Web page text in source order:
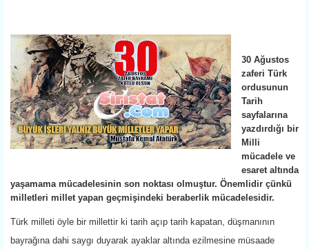
30 Ağustos
zaferi Türk
ordusunun
Tarih
sayfalarına
yazdırdığı bir
Milli
mücadele ve
esaret altında
yaşamama mücadelesinin son noktası olmuştur. Önemlidir çünkü
milletleri millet yapan geçmişindeki beraberlik mücadelesidir.
Türk milleti öyle bir millettir ki tarih açıp tarih kapatan, düşmanının
bayrağına dahi saygı duyarak ayaklar altında ezilmesine müsaade